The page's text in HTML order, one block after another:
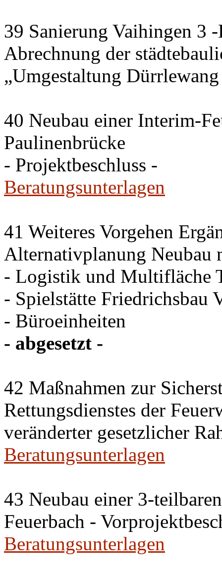
39 Sanierung Vaihingen 3
Abrechnung der
„Umgestaltung
40 Neubau einer Interim-
Paulinenbrücke
- Projektbeschluss -
Beratungsunterlagen
41 Weiteres Vorgehen
Alternativplanung Neubau
- Logistik und Multifläche
- Spielstätte Friedrichsbau
- Büroeinheiten
- abgesetzt -
42 Maßnahmen zur
Rettungsdienstes der
veränderter gesetzlicher
Beratungsunterlagen
43 Neubau einer 3-
Feuerbach -
Beratungsunterlagen